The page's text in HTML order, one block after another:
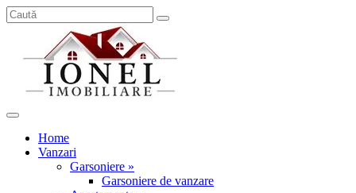
Home
Vanzari
Garsoniere »
Garsoniere de vanzare